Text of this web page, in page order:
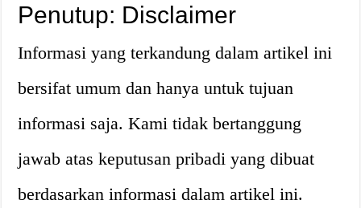
Penutup: Disclaimer
Informasi yang terkandung dalam artikel ini
bersifat umum dan hanya untuk tujuan
informasi saja. Kami tidak bertanggung
jawab atas keputusan pribadi yang dibuat
berdasarkan informasi dalam artikel ini.